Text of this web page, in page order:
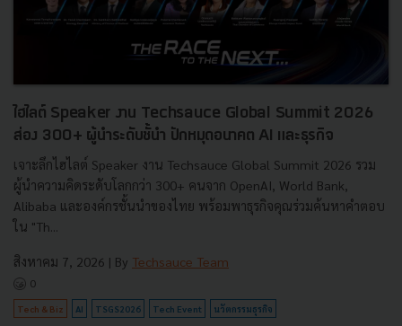
ไฮไลต์ Speaker งาน Techsauce Global Summit 2026
ส่อง 300+ ผู้นำระดับชั้นำ ปักหมุดอนาคต AI และธุรกิจ
เจาะลึกไฮไลต์ Speaker งาน Techsauce Global Summit 2026 รวม
ผู้นำความคิดระดับโลกกว่า 300+ คนจาก OpenAI, World Bank,
Alibaba และองค์กรชั้นนำของไทย พร้อมพาธุรกิจคุณร่วมค้นหาคำตอบ
ใน "Th...
สิงหาคม 7, 2026 | By Techsauce Team
0
Tech & Biz AI TSGS2026 Tech Event นวัตกรรมธุรกิจ